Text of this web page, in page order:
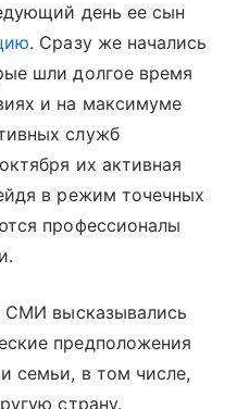
день ее сын
. Сразу же начались
шли долгое время
и на максимуме
служб
их активная
в режим точечных
профессионалы
СМИ высказывались
предположения
семьи, в том числе,
страну.